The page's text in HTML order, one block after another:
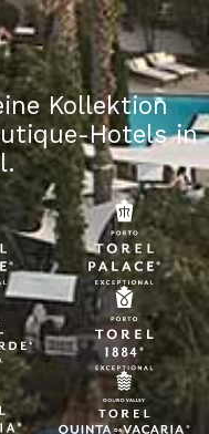
Kollektion
Hotels in